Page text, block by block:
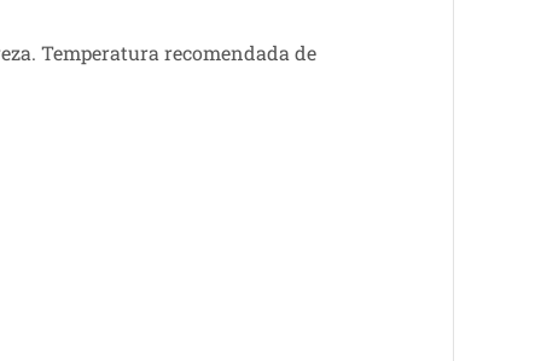
Temperatura recomendada de